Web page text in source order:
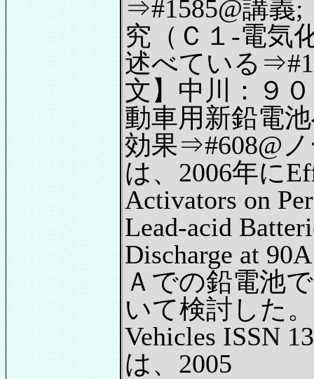
⇒#1585@講義;
究（Ｃ１-電気
述べている
文】中川：９
動車用新鉛電
効果⇒#608@
は、2006年に
Activators on
Lead-acid
Discharge at
Ａでの鉛電池
いて検討した
Vehicles ISSN
は、2005